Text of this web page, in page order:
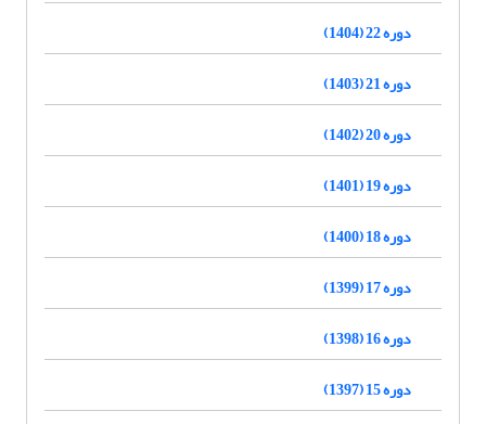
دوره 22 (1404)
دوره 21 (1403)
دوره 20 (1402)
دوره 19 (1401)
دوره 18 (1400)
دوره 17 (1399)
دوره 16 (1398)
دوره 15 (1397)